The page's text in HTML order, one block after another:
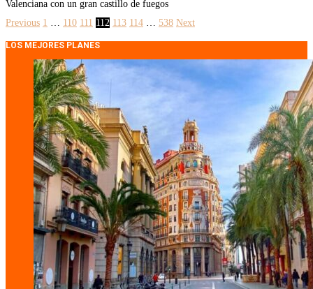
Valenciana con un gran castillo de fuegos
Previous 1 … 110 111 112 113 114 … 538 Next
LOS MEJORES PLANES